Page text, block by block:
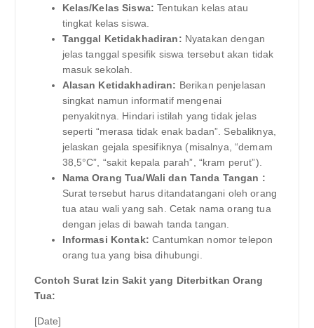
Kelas/Kelas Siswa: Tentukan kelas atau
tingkat kelas siswa.
Tanggal Ketidakhadiran: Nyatakan dengan
jelas tanggal spesifik siswa tersebut akan tidak
masuk sekolah.
Alasan Ketidakhadiran: Berikan penjelasan
singkat namun informatif mengenai
penyakitnya. Hindari istilah yang tidak jelas
seperti “merasa tidak enak badan”. Sebaliknya,
jelaskan gejala spesifiknya (misalnya, “demam
38,5°C”, “sakit kepala parah”, “kram perut”).
Nama Orang Tua/Wali dan Tanda Tangan :
Surat tersebut harus ditandatangani oleh orang
tua atau wali yang sah. Cetak nama orang tua
dengan jelas di bawah tanda tangan.
Informasi Kontak: Cantumkan nomor telepon
orang tua yang bisa dihubungi.
Contoh Surat Izin Sakit yang Diterbitkan Orang
Tua:
[Date]